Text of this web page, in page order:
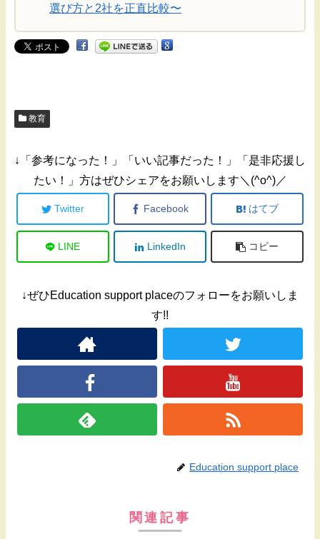
選び方と2社を正直比較〜
教育
↓「参考になった！」「いい記事だった！」「是非応援し
たい！」方はぜひシェアをお願いします＼(^o^)／
Twitter Facebook はてブ
LINE LinkedIn コピー
↓ぜひEducation support placeのフォローをお願いしま
す!!
Education support place
関連記事